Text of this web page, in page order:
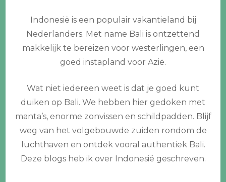
Indonesië is een populair vakantieland bij
Nederlanders. Met name Bali is ontzettend
makkelijk te bereizen voor westerlingen, een
goed instapland voor Azië.
Wat niet iedereen weet is dat je goed kunt
duiken op Bali. We hebben hier gedoken met
manta’s, enorme zonvissen en schildpadden. Blijf
weg van het volgebouwde zuiden rondom de
luchthaven en ontdek vooral authentiek Bali.
Deze blogs heb ik over Indonesië geschreven.